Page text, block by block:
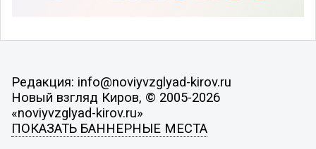
Редакция: info@noviyvzglyad-kirov.ru
Новый взгляд Киров, © 2005-2026
«noviyvzglyad-kirov.ru»
ПОКАЗАТЬ БАННЕРНЫЕ МЕСТА